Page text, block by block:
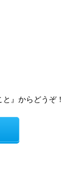
』からどうぞ！